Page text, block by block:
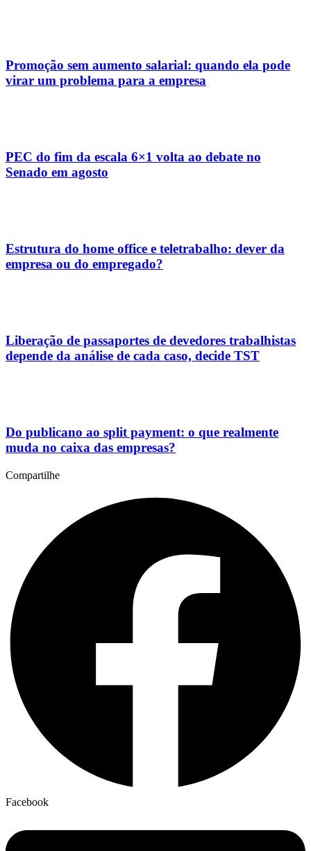
Promoção sem aumento salarial: quando ela pode
virar um problema para a empresa
PEC do fim da escala 6×1 volta ao debate no
Senado em agosto
Estrutura do home office e teletrabalho: dever da
empresa ou do empregado?
Liberação de passaportes de devedores trabalhistas
depende da análise de cada caso, decide TST
Do publicano ao split payment: o que realmente
muda no caixa das empresas?
Compartilhe
Facebook